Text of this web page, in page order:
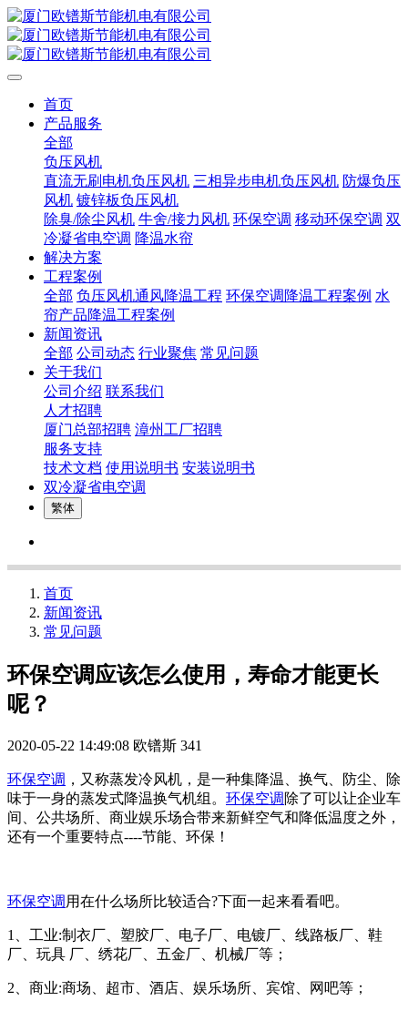
首页
产品服务
全部
负压风机
直流无刷电机负压风机 三相异步电机负压风机 防爆负压
风机 镀锌板负压风机
除臭/除尘风机 牛舍/接力风机 环保空调 移动环保空调 双
冷凝省电空调 降温水帘
解决方案
工程案例
全部 负压风机通风降温工程 环保空调降温工程案例 水
帘产品降温工程案例
新闻资讯
全部 公司动态 行业聚焦 常见问题
关于我们
公司介绍 联系我们
人才招聘
厦门总部招聘 漳州工厂招聘
服务支持
技术文档 使用说明书 安装说明书
双冷凝省电空调
繁体
首页
新闻资讯
常见问题
环保空调应该怎么使用，寿命才能更长
呢？
2020-05-22 14:49:08 欧镨斯 341
环保空调 ，又称蒸发冷风机，是一种集降温、换气、防尘、除
味于一身的蒸发式降温换气机组。 环保空调 除了可以让企业车
间、公共场所、商业娱乐场合带来新鲜空气和降低温度之外，
还有一个重要特点----节能、环保！
环保空调 用在什么场所比较适合?下面一起来看看吧。
1、工业:制衣厂、塑胶厂、电子厂、电镀厂、线路板厂、鞋
厂、玩具 厂、绣花厂、五金厂、机械厂等；
2、商业:商场、超市、酒店、娱乐场所、宾馆、网吧等；